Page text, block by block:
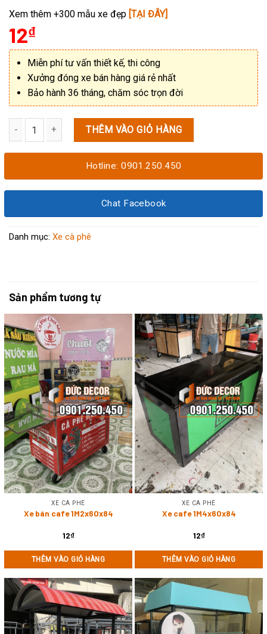
Xem thêm +300 mẫu xe đẹp [TẠI ĐÂY]
12₫
Miễn phí tư vấn thiết kế, thi công
Xưởng đóng xe bán hàng giá rẻ nhất
Bảo hành 36 tháng, chăm sóc trọn đời
THÊM VÀO GIỎ HÀNG
Hotline: 0901.250.450
Chat Facebook
Danh mục: Xe cà phê
Sản phẩm tương tự
XE CÀ PHÊ
Xe bán cafe 1M2x60x84
12₫
THÊM VÀO GIỎ HÀNG
XE CÀ PHÊ
Xe cafe 1M4x60x84
12₫
THÊM VÀO GIỎ HÀNG